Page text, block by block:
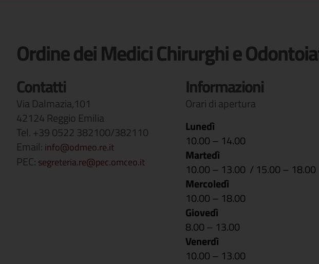
Ordine dei Medici Chirurghi e
Contatti
Via Dalmazia,101
42124 Reggio Emilia
Tel. +39 0522 382100/382110
Email: info@odmeo.re.it
PEC: segreteria.re@pec.omceo.it
Informazioni
Orari di apertura
Lunedì
10.00 – 14.00
Martedì
10.00 – 13.00 / 15.00 – 18.00
Mercoledì
10.00 – 18.00
Giovedì
8.00 – 13.00
Venerdì
10.00 – 13.00